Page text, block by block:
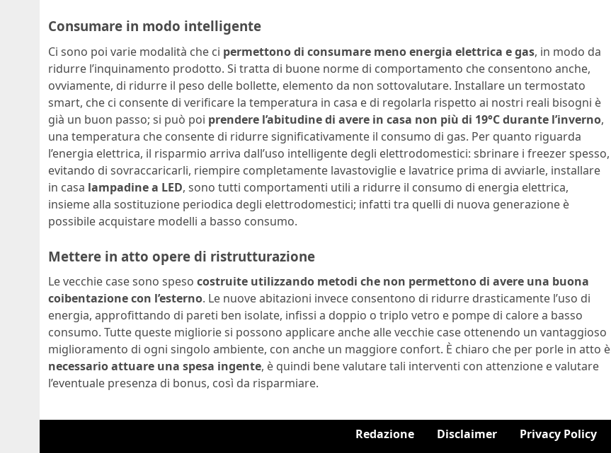
Consumare in modo intelligente
Ci sono poi varie modalità che ci permettono di consumare meno energia elettrica e gas, in modo da
ridurre l’inquinamento prodotto. Si tratta di buone norme di comportamento che consentono anche,
ovviamente, di ridurre il peso delle bollette, elemento da non sottovalutare. Installare un termostato
smart, che ci consente di verificare la temperatura in casa e di regolarla rispetto ai nostri reali bisogni è
già un buon passo; si può poi prendere l’abitudine di avere in casa non più di 19°C durante l’inverno,
una temperatura che consente di ridurre significativamente il consumo di gas. Per quanto riguarda
l’energia elettrica, il risparmio arriva dall’uso intelligente degli elettrodomestici: sbrinare i freezer spesso,
evitando di sovraccaricarli, riempire completamente lavastoviglie e lavatrice prima di avviarle, installare
in casa lampadine a LED, sono tutti comportamenti utili a ridurre il consumo di energia elettrica,
insieme alla sostituzione periodica degli elettrodomestici; infatti tra quelli di nuova generazione è
possibile acquistare modelli a basso consumo.
Mettere in atto opere di ristrutturazione
Le vecchie case sono speso costruite utilizzando metodi che non permettono di avere una buona
coibentazione con l’esterno. Le nuove abitazioni invece consentono di ridurre drasticamente l’uso di
energia, approfittando di pareti ben isolate, infissi a doppio o triplo vetro e pompe di calore a basso
consumo. Tutte queste migliorie si possono applicare anche alle vecchie case ottenendo un vantaggioso
miglioramento di ogni singolo ambiente, con anche un maggiore confort. È chiaro che per porle in atto è
necessario attuare una spesa ingente, è quindi bene valutare tali interventi con attenzione e valutare
l’eventuale presenza di bonus, così da risparmiare.
Redazione Disclaimer Privacy Policy